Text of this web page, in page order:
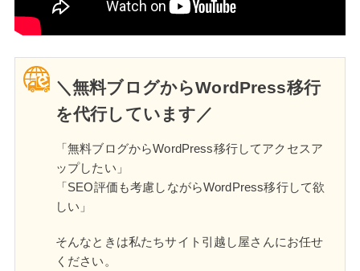
＼無料ブログからWordPress移行
を代行しています／
「無料ブログからWordPress移行してアクセスア
ップしたい」
「SEO評価も考慮しながらWordPress移行して欲
しい」
そんなときは私たちサイト引越し屋さんにお任せ
ください。